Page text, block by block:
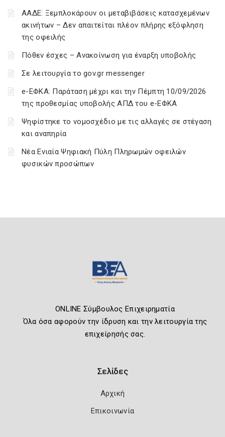
ΑΑΔΕ: Ξεμπλοκάρουν οι μεταβιβάσεις κατασχεμένων
ακινήτων – Δεν απαιτείται πλέον πλήρης εξόφληση
της οφειλής
Πόθεν έσχες – Ανακοίνωση για έναρξη υποβολής
Σε λειτουργία το gov.gr messenger
e-ΕΦΚΑ: Παράταση μέχρι και την Πέμπτη 10/09/2026
της προθεσμίας υποβολής ΑΠΔ του e-ΕΦΚΑ
Ψηφίστηκε το νομοσχέδιο με τις αλλαγές σε στέγαση
και αναπηρία
Νέα Ενιαία Ψηφιακή Πύλη Πληρωμών οφειλών
φυσικών προσώπων
ONLINE Σύμβουλος Επιχειρηματία
Όλα όσα αφορούν την ίδρυση και την λειτουργία της
επιχείρησής σας.
Σελίδες
Αρχική
Επικοινωνία